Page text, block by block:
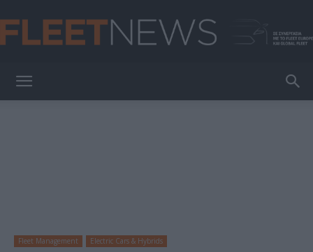
Fleet Management Electric Cars & Hybrids